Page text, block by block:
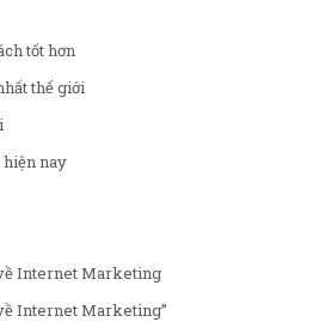
tốt hơn
thế giới
nay
Internet Marketing
Internet Marketing”